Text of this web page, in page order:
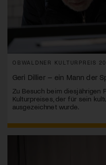
OBWALDNER KULTURPREIS
Geri Dillier – ein Mann der
Zu Besuch beim diesjährigen
Kulturpreises, der für sein
ausgezeichnet wurde.